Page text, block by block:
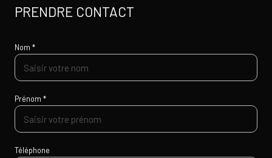
PRENDRE CONTACT
Nom *
Prénom *
Téléphone